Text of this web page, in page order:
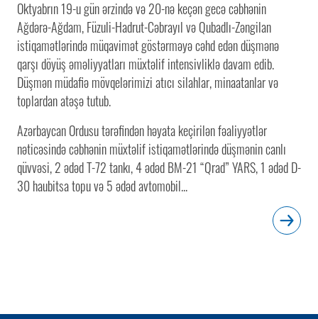
Oktyabrın 19-u gün ərzində və 20-nə keçən gecə cəbhənin
Ağdərə-Ağdam, Füzuli-Hadrut-Cəbrayıl və Qubadlı-Zəngilan
istiqamətlərində müqavimət göstərməyə cəhd edən düşmənə
qarşı döyüş əməliyyatları müxtəlif intensivliklə davam edib.
Düşmən müdafiə mövqelərimizi atıcı silahlar, minaatanlar və
toplardan atəşə tutub.
Azərbaycan Ordusu tərəfindən həyata keçirilən fəaliyyətlər
nəticəsində cəbhənin müxtəlif istiqamətlərində düşmənin canlı
qüvvəsi, 2 ədəd T-72 tankı, 4 ədəd BM-21 “Qrad” YARS, 1 ədəd D-
30 haubitsa topu və 5 ədəd avtomobil...